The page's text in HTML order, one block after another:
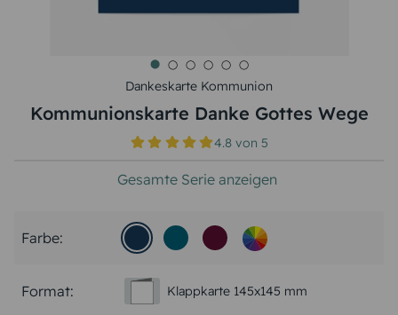
Dankeskarte Kommunion
Kommunionskarte Danke Gottes Wege
4.8 von5
Gesamte Serie anzeigen
Farbe:
Format: Klappkarte 145x145 mm